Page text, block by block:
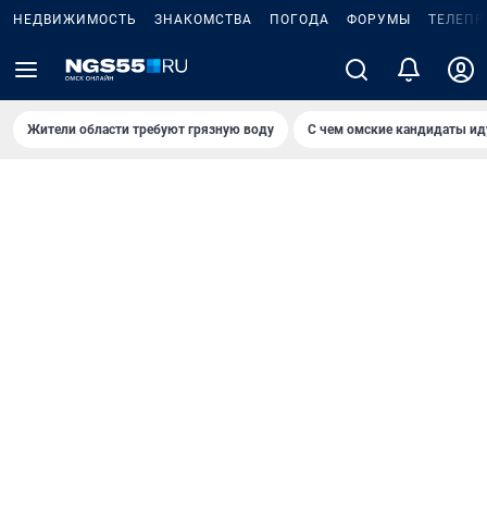
НЕДВИЖИМОСТЬ ЗНАКОМСТВА ПОГОДА ФОРУМЫ
Жители области требуют грязную воду С чем омские кандидаты